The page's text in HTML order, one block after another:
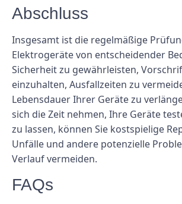
Abschluss
Insgesamt ist die regelmäßige
Elektrogeräte von entscheidender
Sicherheit zu gewährleisten,
einzuhalten, Ausfallzeiten zu
Lebensdauer Ihrer Geräte zu
sich die Zeit nehmen, Ihre Geräte
zu lassen, können Sie kostspielige
Unfälle und andere potenzielle
Verlauf vermeiden.
FAQs